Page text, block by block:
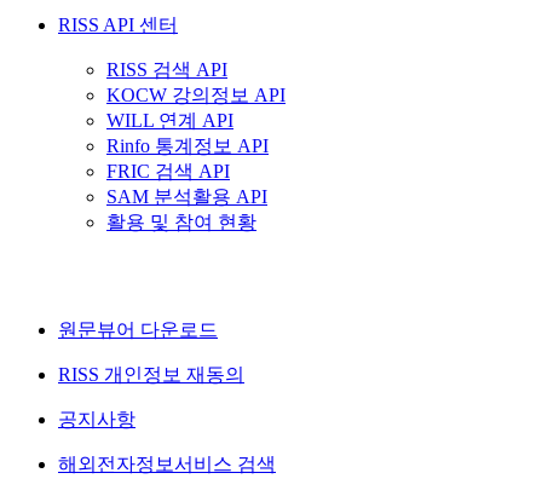
RISS API 센터
RISS 검색 API
KOCW 강의정보 API
WILL 연계 API
Rinfo 통계정보 API
FRIC 검색 API
SAM 분석활용 API
활용 및 참여 현황
원문뷰어 다운로드
RISS 개인정보 재동의
공지사항
해외전자정보서비스 검색